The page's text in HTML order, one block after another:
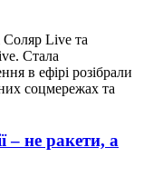
Соляр Live та
Стала
в ефірі розібрали
соцмережах та
– не ракети, а